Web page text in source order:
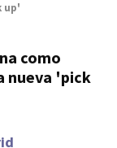
up'
como
nueva 'pick